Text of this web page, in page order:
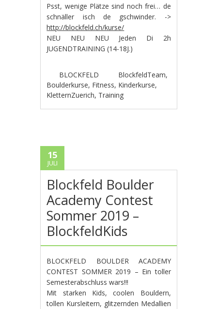
Psst, wenige Plätze sind noch frei… de
schnäller isch de gschwinder. ->
http://blockfeld.ch/kurse/
NEU NEU NEU Jeden Di 2h
JUGENDTRAINING (14-18J.)
BLOCKFELD BlockfeldTeam,
Boulderkurse, Fitness, Kinderkurse,
KletternZuerich, Training
15
JULI
Blockfeld Boulder
Academy Contest
Sommer 2019 –
BlockfeldKids
BLOCKFELD BOULDER ACADEMY
CONTEST SOMMER 2019 – Ein toller
Semesterabschluss wars!!!
Mit starken Kids, coolen Bouldern,
tollen Kursleitern, glitzernden Medallien